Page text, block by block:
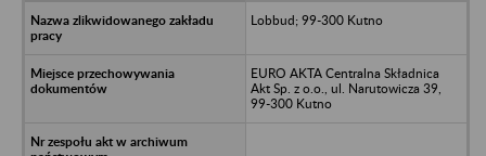
Lobbud; 99-300 Kutno
EURO AKTA Centralna Składnica
Akt Sp. z o.o., ul. Narutowicza 39,
99-300 Kutno